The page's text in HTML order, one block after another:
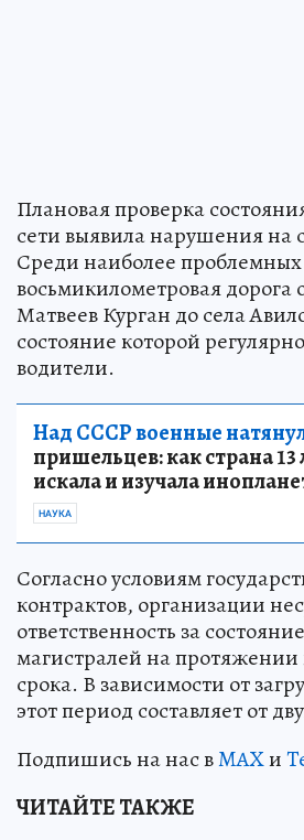
Плановая проверка
сети выявила нарушения на
Среди наиболее проблемных
восьмикилометровая дорога
Матвеев Курган до села
состояние которой
водители.
Над СССР военные
пришельцев: как страна 13
искала и изучала
НАУКА
Согласно условиям
контрактов, организации
ответственность за
магистралей на протяжении
срока. В зависимости от
этот период составляет от
Подпишись на нас вMAXи
ЧИТАЙТЕ ТАКЖЕ